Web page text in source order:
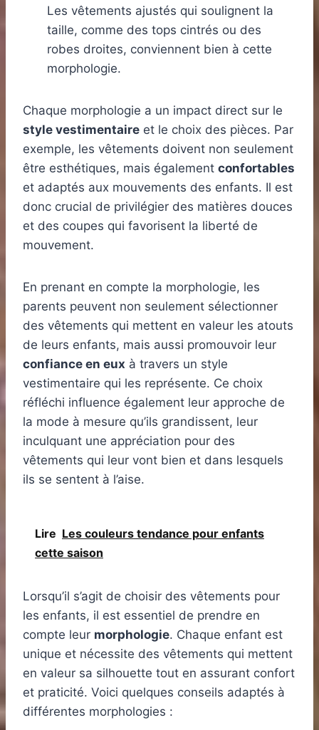
Les vêtements ajustés qui soulignent la
taille, comme des tops cintrés ou des
robes droites, conviennent bien à cette
morphologie.
Chaque morphologie a un impact direct sur le
style vestimentaire et le choix des pièces. Par
exemple, les vêtements doivent non seulement
être esthétiques, mais également confortables
et adaptés aux mouvements des enfants. Il est
donc crucial de privilégier des matières douces
et des coupes qui favorisent la liberté de
mouvement.
En prenant en compte la morphologie, les
parents peuvent non seulement sélectionner
des vêtements qui mettent en valeur les atouts
de leurs enfants, mais aussi promouvoir leur
confiance en eux à travers un style
vestimentaire qui les représente. Ce choix
réfléchi influence également leur approche de
la mode à mesure qu’ils grandissent, leur
inculquant une appréciation pour des
vêtements qui leur vont bien et dans lesquels
ils se sentent à l’aise.
Lire Les couleurs tendance pour enfants
cette saison
Lorsqu’il s’agit de choisir des vêtements pour
les enfants, il est essentiel de prendre en
compte leur morphologie. Chaque enfant est
unique et nécessite des vêtements qui mettent
en valeur sa silhouette tout en assurant confort
et praticité. Voici quelques conseils adaptés à
différentes morphologies :